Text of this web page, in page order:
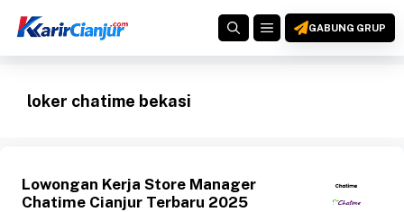
MENUGABUNG GRUP
loker chatime bekasi
Lowongan Kerja Store Manager
Chatime Cianjur Terbaru 2025